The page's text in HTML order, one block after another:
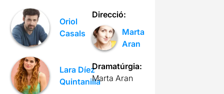
Oriol
Casals
Lara Díez
Quintanilla
Direcció:
Marta
Aran
Dramatúrgia:
Marta Aran